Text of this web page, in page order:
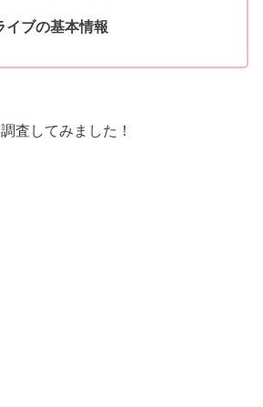
イブの基本情報
査してみました！